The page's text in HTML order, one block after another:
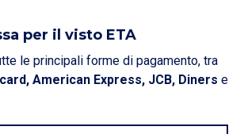
per il visto ETA
le principali forme di pagamento, tra
American Express, JCB, Diners e